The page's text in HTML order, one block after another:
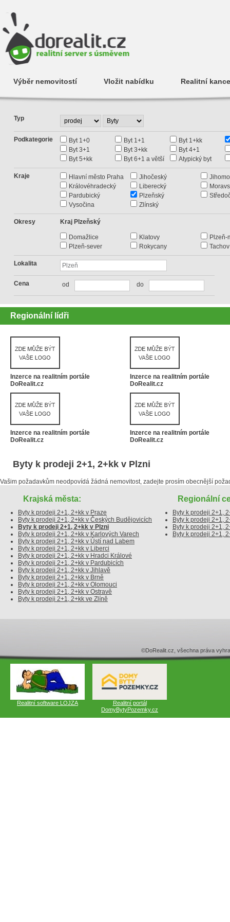
Výběr nemovitostí Vložit nabídku Realitní
Typ
Podkategorie Byt 1+0 Byt 1+1
Byt 1+kk
Byt 3+1
Byt 3+kk
Byt 4+1
Byt 5+kk
Byt 6+1 a větší Atypický byt
Kraje Hlavní město Praha Jihočeský
Královéhradecký
Liberecký
Pardubický
Plzeňský
Vysočina
Zlínský
Okresy Kraj Plzeňský
Domažlice Klatovy
Plzeň-
Plzeň-sever
Rokycany Tachov
Lokalita
Cena od do
Regionální lídři
Inzerce na realitním portále
DoRealit.cz
Inzerce na realitním portále
DoRealit.cz
Inzerce na realitním portále
DoRealit.cz
Inzerce na realitním portále
DoRealit.cz
Byty k prodeji 2+1, 2+kk v Plzni
Vašim požadavkům neodpovídá žádná nemovitost, zadejte prosím obecnější
Krajská města:
Byty k prodeji 2+1, 2+kk v Praze
Byty k prodeji 2+1, 2+kk v Českých Budějovicích
Byty k prodeji 2+1, 2+kk v Plzni
Byty k prodeji 2+1, 2+kk v Karlových Varech
Byty k prodeji 2+1, 2+kk v Ústí nad Labem
Byty k prodeji 2+1, 2+kk v Liberci
Byty k prodeji 2+1, 2+kk v Hradci Králové
Byty k prodeji 2+1, 2+kk v Pardubicích
Byty k prodeji 2+1, 2+kk v Jihlavě
Byty k prodeji 2+1, 2+kk v Brně
Byty k prodeji 2+1, 2+kk v Olomouci
Byty k prodeji 2+1, 2+kk v Ostravě
Byty k prodeji 2+1, 2+kk ve Zlíně
Regionální
Byty k prodeji 2+1,
Byty k prodeji 2+1,
Byty k prodeji 2+1,
Byty k prodeji 2+1,
©DoRealit.cz, všechna práva
Realitní software LOJZA
Realitní portál
DomyBytyPozemky.cz